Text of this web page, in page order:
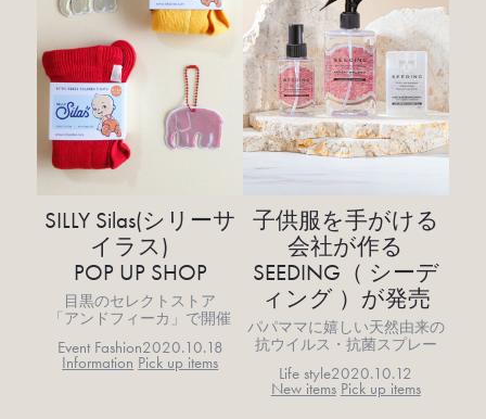
SILLY Silas(シリーサ
イラス)
POP UP SHOP
目黒のセレクトストア
「アンドフィーカ」で開催
Event Fashion2020.10.18
Information Pick up items
子供服を手がける
会社が作る
SEEDING（ シーデ
ィング ）が発売
パパママに嬉しい天然由来の
抗ウイルス・抗菌スプレー
Life style2020.10.12
New items Pick up items